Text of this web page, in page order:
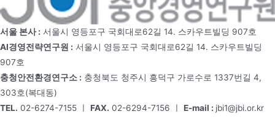
서울 본사 : 서울시 영등포구 국회대로62길 14. 스카우트빌딩 907호
AI경영전략연구원 : 서울시 영등포구 국회대로62길 14. 스카우트빌딩
907호
충청안전환경연구소 : 충청북도 청주시 흥덕구 가로수로 1337번길 4,
303호(복대동)
TEL. 02-6274-7155 ㅣ FAX. 02-6294-7156 ㅣ E-mail : jbi1@jbi.or.kr